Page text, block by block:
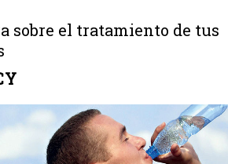
sobre el tratamiento de tus